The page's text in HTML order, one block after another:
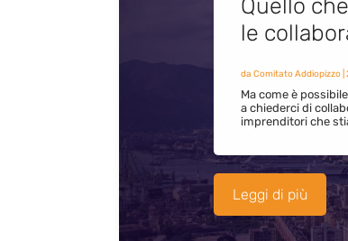
Quello
le
da Comitato Addiopizzo|
Ma come è
a chiederci di
imprenditori che
Leggi di più